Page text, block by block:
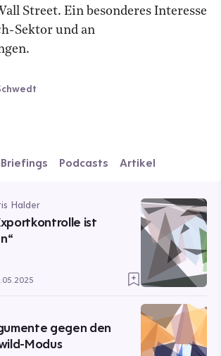
Street. Ein besonderes Interesse
Sektor und an
Briefings Podcasts Artikel
Halder
ist
gegen den
Modus